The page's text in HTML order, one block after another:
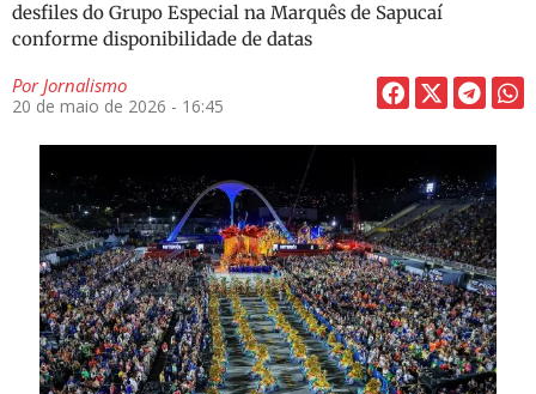
desfiles do Grupo Especial na Marquês de Sapucaí
conforme disponibilidade de datas
PorJornalismo
20 de maio de 2026 - 16:45